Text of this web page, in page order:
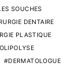
SOUCHES
DENTAIRE
PLASTIQUE
DERMATOLOGUE